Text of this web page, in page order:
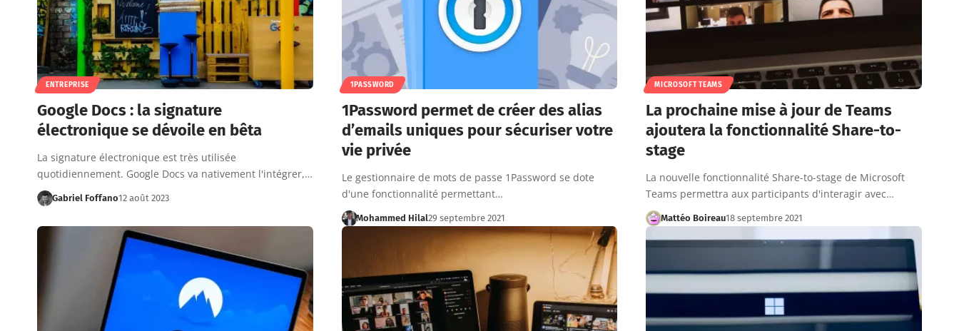
ENTREPRISE
Google Docs : la signature
électronique se dévoile en bêta
La signature électronique est très utilisée
quotidiennement. Google Docs va nativement l'intégrer,…
Gabriel Foffano12 août 2023
1PASSWORD
1Password permet de créer des alias
d’emails uniques pour sécuriser votre
vie privée
Le gestionnaire de mots de passe 1Password se dote
d'une fonctionnalité permettant…
Mohammed Hilal29 septembre 2021
MICROSOFT TEAMS
La prochaine mise à jour de Teams
ajoutera la fonctionnalité Share-to-
stage
La nouvelle fonctionnalité Share-to-stage de Microsoft
Teams permettra aux participants d'interagir avec…
Mattéo Boireau18 septembre 2021